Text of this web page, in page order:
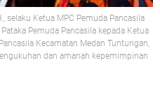
selaku Ketua MPC Pemuda Pancasila
Pemuda Pancasila kepada Ketua
Kecamatan Medan Tuntungan,
dan amanah kepemimpinan